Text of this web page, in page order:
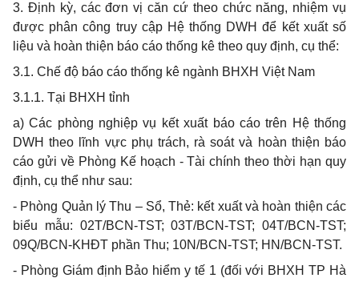
3. Định kỳ, các đơn vị căn cứtheo chức năng, nhiệm vụ
được phân công truy cập Hệ thống DWHđể kết xuất số
liệu và hoàn thiện báo cáo thống kê theo quy định, cụ thể:
3.1. Chế độ báo cáo thống kê ngành BHXH Việt Nam
3.1.1. Tại BHXH tỉnh
a)Các phòng nghiệp vụ kết xuất báo cáo trên Hệ thống
DWH theo lĩnh vực phụ trách, rà soát và hoàn thiện báo
cáo gửi về Phòng Kếhoạch - Tài chính theo thời hạn quy
định, cụ thể như sau:
- Phòng Quản lý Thu – Sổ, Thẻ: kết xuất và hoàn thiện các
biểu mẫu: 02T/BCN-TST; 03T/BCN-TST; 04T/BCN-TST;
09Q/BCN-KHĐT phần Thu; 10N/BCN-TST; HN/BCN-TST.
- Phòng Giám định Bảo hiểm y tế 1 (đối với BHXH TP Hà